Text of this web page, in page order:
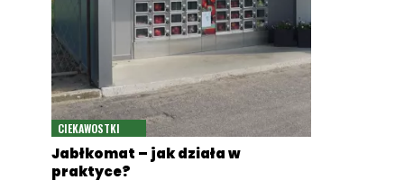
CIEKAWOSTKI
Jabłkomat – jak działa w
praktyce?